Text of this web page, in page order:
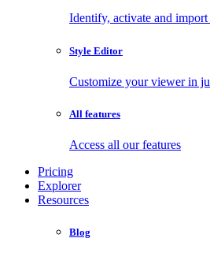
Identify, activate and
Style Editor
Customize your viewer in
All features
Access all our features
Pricing
Explorer
Resources
Blog